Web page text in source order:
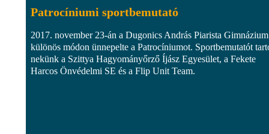
Patrocíniumi sportbemutató
2017. november 23-án a Dugonics András Piarista Gimnázium
különös módon ünnepelte a Patrocíniumot. Sportbemutatót
nekünk a Szittya Hagyományőrző Íjász Egyesület, a Fekete
Harcos Önvédelmi SE és a Flip Unit Team.